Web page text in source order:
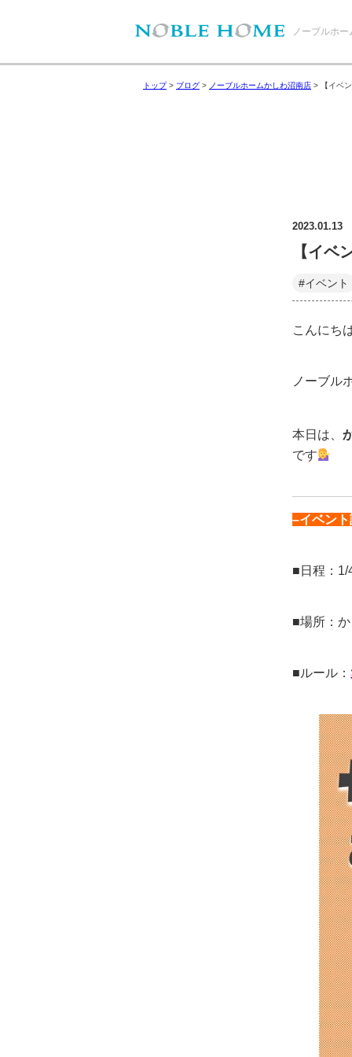
ノーブルホ
トップ> ブログ > ノーブルホームかしわ沼南店 > 【イベ
2023.01.13
【イベ
#イベント
こんにち
ノーブル
本日は、
です
–イベン
■日程：1/
■場所：
■ルール：